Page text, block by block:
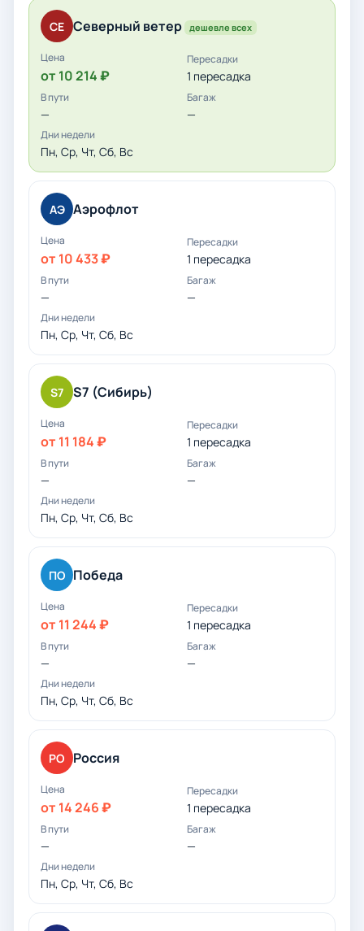
СЕ Северный ветер дешевле всех
от 10 214 ₽ 1 пересадка
— —
Пн, Ср, Чт, Сб, Вс
АЭ Аэрофлот
от 10 433 ₽ 1 пересадка
— —
Пн, Ср, Чт, Сб, Вс
S7 S7 (Сибирь)
от 11 184 ₽ 1 пересадка
— —
Пн, Ср, Чт, Сб, Вс
ПО Победа
от 11 244 ₽ 1 пересадка
— —
Пн, Ср, Чт, Сб, Вс
РО Россия
от 14 246 ₽ 1 пересадка
— —
Пн, Ср, Чт, Сб, Вс